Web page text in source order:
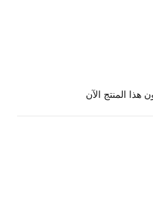
هذا المنتج الآن